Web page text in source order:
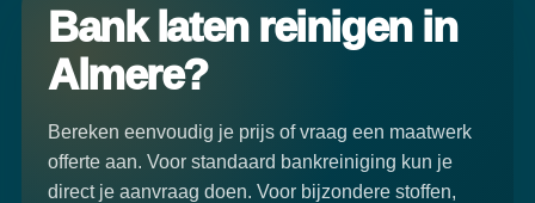
Bank laten reinigen in
Almere?
Bereken eenvoudig je prijs of vraag een maatwerk
offerte aan. Voor standaard bankreiniging kun je
direct je aanvraag doen. Voor bijzondere stoffen,